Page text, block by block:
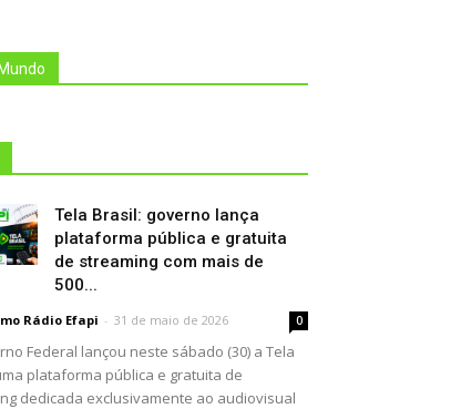
Tela Brasil: governo lança
plataforma pública e gratuita
de streaming com mais de
500...
Rádio Efapi - 31 de maio de 2026 0
Federal lançou neste sábado (30) a Tela
plataforma pública e gratuita de
dedicada exclusivamente ao audiovisual